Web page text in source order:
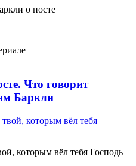
о посте
Что говорит
Баркли
которым вёл тебя Господь